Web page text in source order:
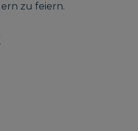
zu feiern.